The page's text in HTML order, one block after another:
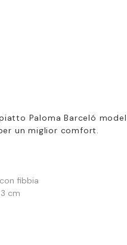
Paloma Barceló
un miglior comfort.
fibbia
cm